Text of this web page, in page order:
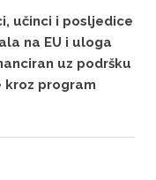
učinci i posljedice
na EU i uloga
uz podršku
kroz program